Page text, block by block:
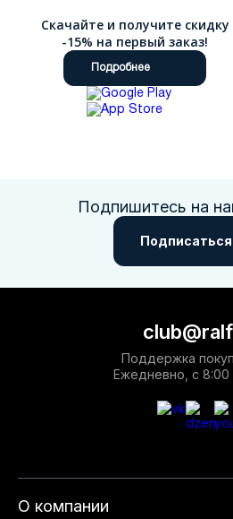
Скачайте и получите скидку
-15% на первый заказ!
Подробнее
Подпишитесь на
Подписаться
О компании
Поддержка
Ежедневно, с 8:00